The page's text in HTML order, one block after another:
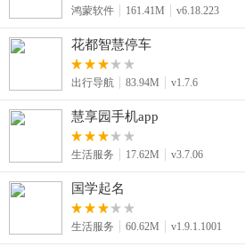
鸿蒙软件 161.41M v6.18.223
花都智慧停车
出行导航 83.94M v1.7.6
慧享园手机app
生活服务 17.62M v3.7.06
国学起名
生活服务 60.62M v1.9.1.1001